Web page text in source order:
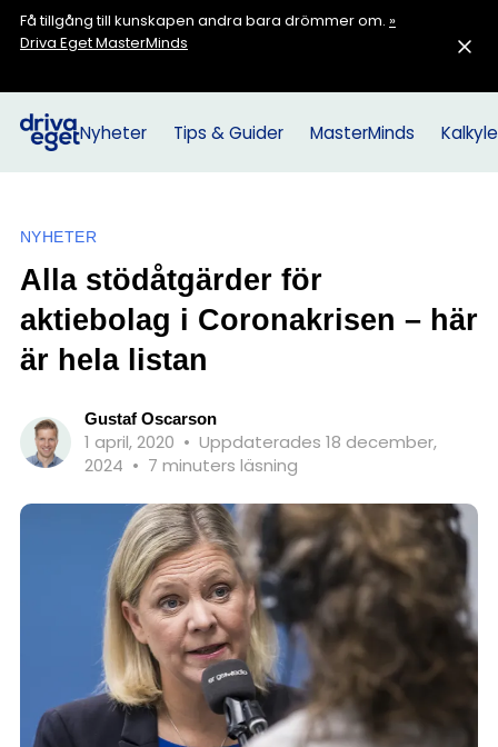
Få tillgång till kunskapen andra bara drömmer om. »
Driva Eget MasterMinds
Nyheter Tips & Guider MasterMinds
NYHETER
Alla stödåtgärder för
aktiebolag i Coronakrisen – här
är hela listan
Gustaf Oscarson
1 april, 2020 • Uppdaterades 18 december,
2024 • 7 minuters läsning